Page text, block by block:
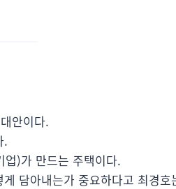
안이다.
.
업)가 만드는 주택이다.
담아내는가 중요하다고 최경호